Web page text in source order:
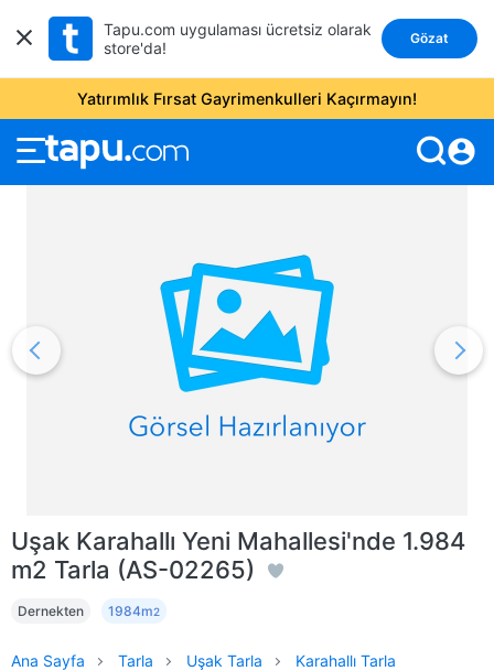
Tapu.com uygulaması ücretsiz olarak
store'da!
Gözat
Yatırımlık Fırsat Gayrimenkulleri Kaçırmayın!
account_circle
Uşak Karahallı Yeni Mahallesi'nde 1.984
m2 Tarla (AS-02265)
Dernekten 1984m2
Ana Sayfa Tarla Uşak Tarla Karahallı Tarla